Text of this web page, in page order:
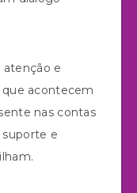
atenção e
que acontecem
nas contas
suporte e